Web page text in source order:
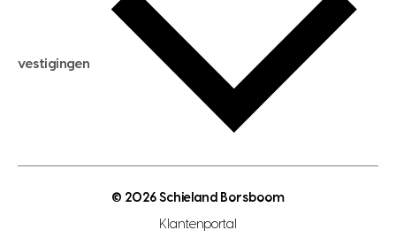
verkoopadvies
hypotheekadvies
hypotheek berekenen
maximale hypotheek berekenen
hypotheek bespaarcheck
gratis zoekprofiel aanmaken
open woningwaarde dag
vestigingen
© 2026 Schieland Borsboom
Klantenportal